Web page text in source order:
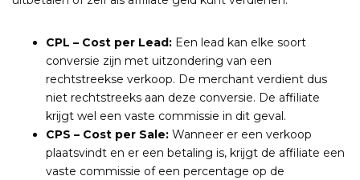
CPL – Cost per Lead: Een lead kan elke soort
conversie zijn met uitzondering van een
rechtstreekse verkoop. De merchant verdient dus
niet rechtstreeks aan deze conversie. De affiliate
krijgt wel een vaste commissie in dit geval.
CPS – Cost per Sale: Wanneer er een verkoop
plaatsvindt en er een betaling is, krijgt de affiliate een
vaste commissie of een percentage op de